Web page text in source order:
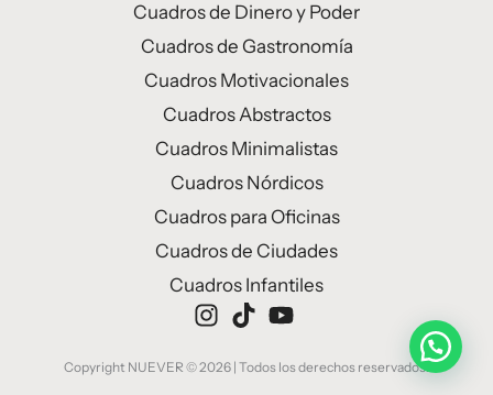
Cuadros de Dinero y Poder
Cuadros de Gastronomía
Cuadros Motivacionales
Cuadros Abstractos
Cuadros Minimalistas
Cuadros Nórdicos
Cuadros para Oficinas
Cuadros de Ciudades
Cuadros Infantiles
Copyright NUEVER © 2026 | Todos los derechos reservados.